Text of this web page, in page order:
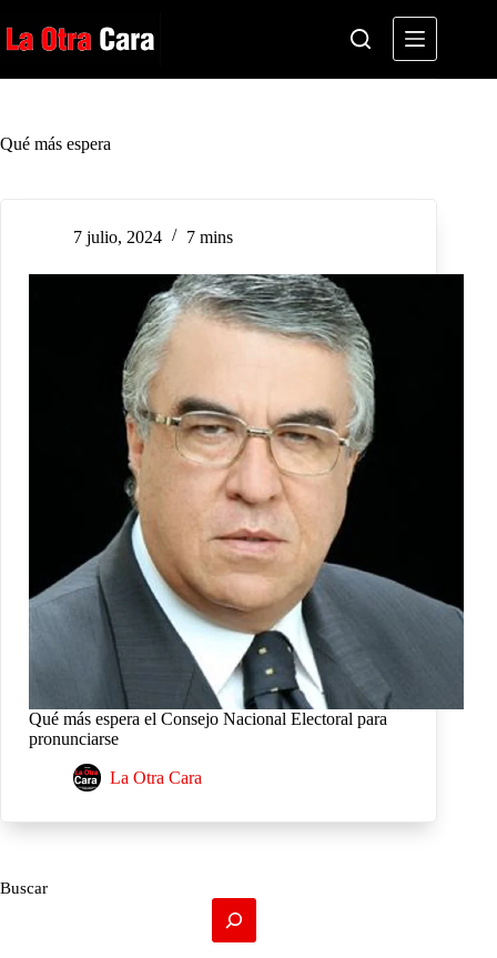
al
contenido
Qué más espera
7 julio, 2024 7 mins
Qué más espera el Consejo Nacional Electoral para
pronunciarse
La Otra Cara
Buscar